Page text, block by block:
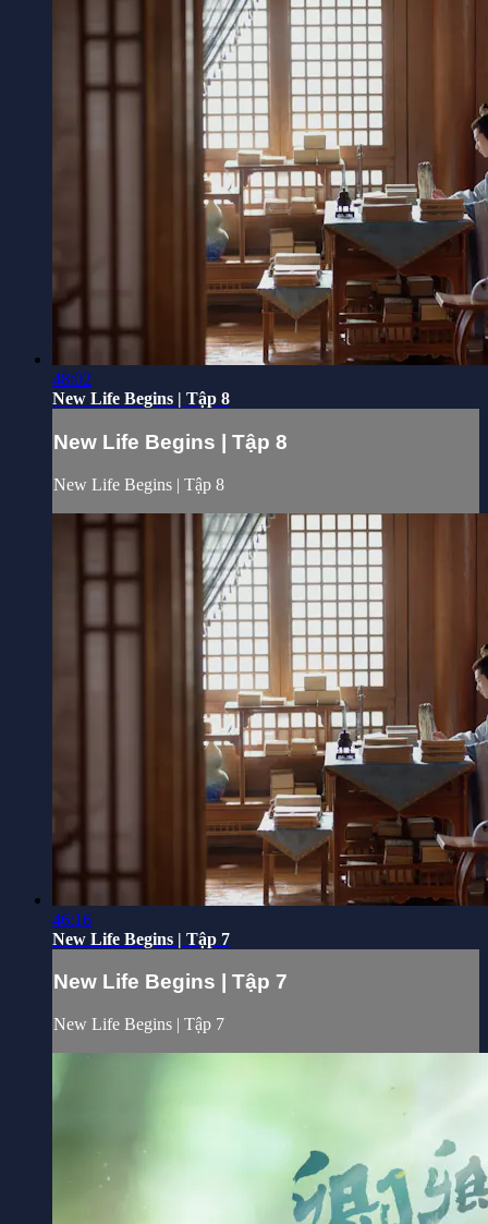
48:02
New Life Begins | Tập 8
New Life Begins | Tập 8
New Life Begins | Tập 8
46:16
New Life Begins | Tập 7
New Life Begins | Tập 7
New Life Begins | Tập 7